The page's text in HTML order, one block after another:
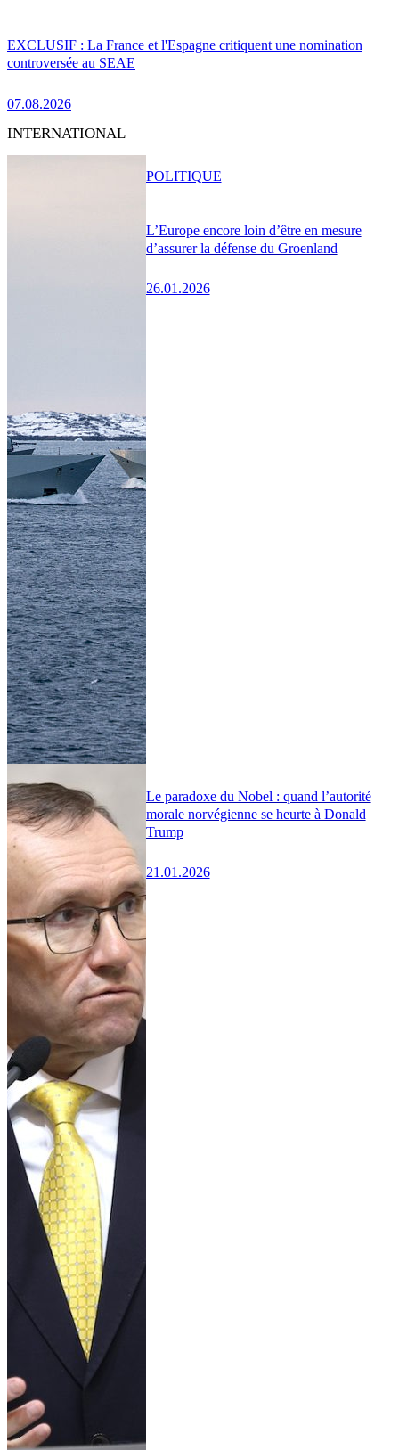
EXCLUSIF : La France et l'Espagne critiquent une nomination
controversée au SEAE
07.08.2026
INTERNATIONAL
L’Europe encore loin d’être en mesure
d’assurer la défense du Groenland
26.01.2026
POLITIQUE
Le paradoxe du Nobel : quand l’autorité
morale norvégienne se heurte à Donald
Trump
21.01.2026